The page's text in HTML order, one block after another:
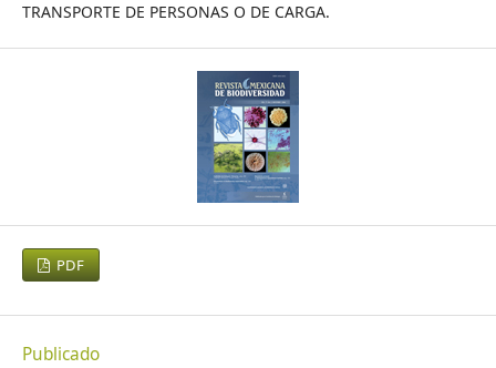
TRANSPORTE DE PERSONAS O DE CARGA.
PDF
Publicado